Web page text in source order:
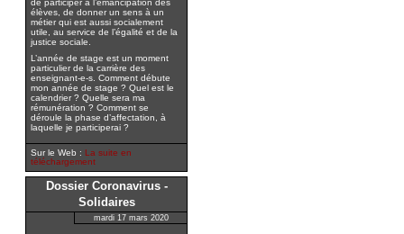
de participer à l’émancipation des
élèves, de donner un sens à un
métier qui est aussi socialement
utile, au service de l’égalité et de la
justice sociale.
L’année de stage est un moment
particulier de la carrière des
enseignant-e-s. Comment débute
mon année de stage ? Quel est le
calendrier ? Quelle sera ma
rémunération ? Comment se
déroule la phase d’affectation, à
laquelle je participerai ?
Sur le Web : La suite en
téléchargement
Dossier Coronavirus -
Solidaires
mardi 17 mars 2020